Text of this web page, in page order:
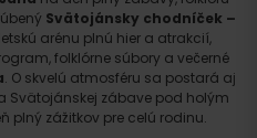
Svätojánsky chodníček –
arénu plnú hier a atrakcií,
folklórne súbory a večerné
. O skvelú atmosféru sa postará aj
Svätojánskej zábave pod holým
plný zážitkov pre celú rodinu.